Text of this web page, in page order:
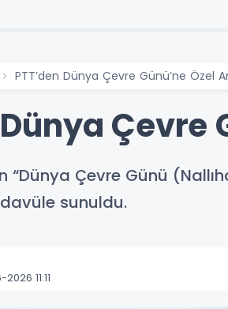
PTT’den Dünya Çevre Günü’ne Özel
Dünya Çevre
“Dünya Çevre Günü
sunuldu.
11:11